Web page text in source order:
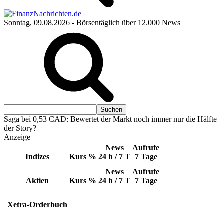
Sonntag, 09.08.2026 - Börsentäglich über 12.000 News
Saga bei 0,53 CAD: Bewertet der Markt noch immer nur die Hälfte
der Story?
Anzeige
Indizes Kurs %
News
24 h / 7 T
Aufrufe
7 Tage
Aktien Kurs %
News
24 h / 7 T
Aufrufe
7 Tage
Xetra-Orderbuch